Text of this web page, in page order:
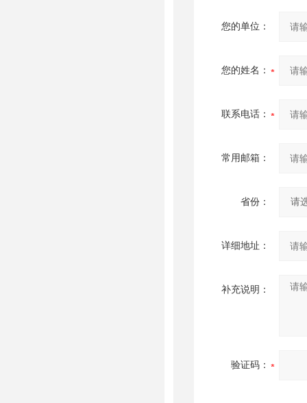
您的单位：
您的姓名：
联系电话：
常用邮箱：
省份：
详细地址：
补充说明：
验证码：